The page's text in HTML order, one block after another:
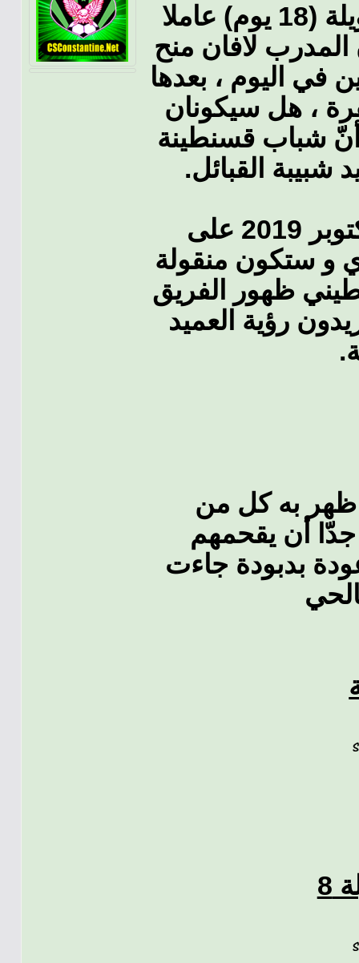
هل سيكون توقف البطولة لمدّة طويلة (18 يوم) عاملا
المدرب لافان منح
في اليوم ، بعدها
، هل سيكونان
أنّ شباب قسنطينة
القبائل.
المباراة ستلعب يوم الأربعاء 23 أكتوبر 2019 على
و ستكون منقولة
ظهور الفريق
رؤية العميد
ظهر به كل من
أن يقحمهم
بدبودة جاءت
8